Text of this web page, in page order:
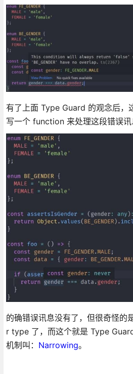
有了上面 Type Guard 的观念后，
写一个 function 来处理这段错误讯
的确错误讯息没有了，但很奇怪
r type 了，而这个就是 Type
机制叫： Narrowing。